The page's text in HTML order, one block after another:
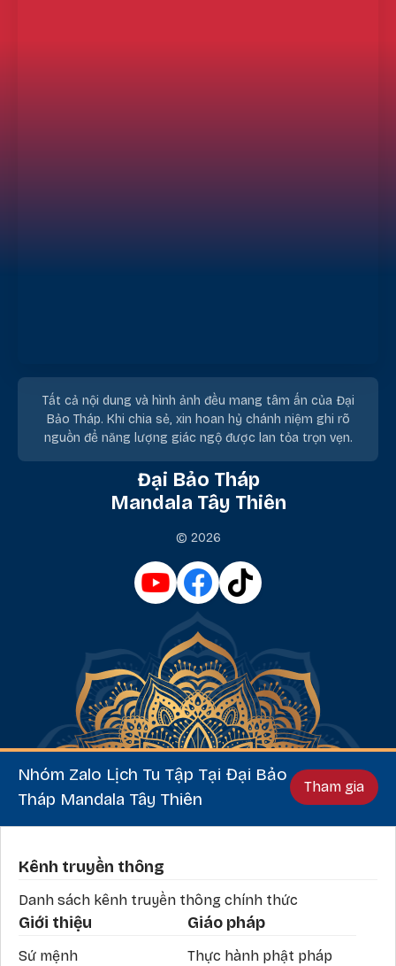
Tất cả nội dung và hình ảnh đều mang tâm ấn của Đại
Bảo Tháp. Khi chia sẻ, xin hoan hỷ chánh niệm ghi rõ
nguồn để năng lượng giác ngộ được lan tỏa trọn vẹn.
Đại Bảo Tháp
Mandala Tây Thiên
© 2026
Nhóm Zalo Lịch Tu Tập Tại Đại Bảo
Tháp Mandala Tây Thiên
Tham gia
Phần chân
Kênh truyền thông
Danh sách kênh truyền thông chính thức
Giới thiệu
Sứ mệnh
Giáo pháp
Thực hành phật pháp